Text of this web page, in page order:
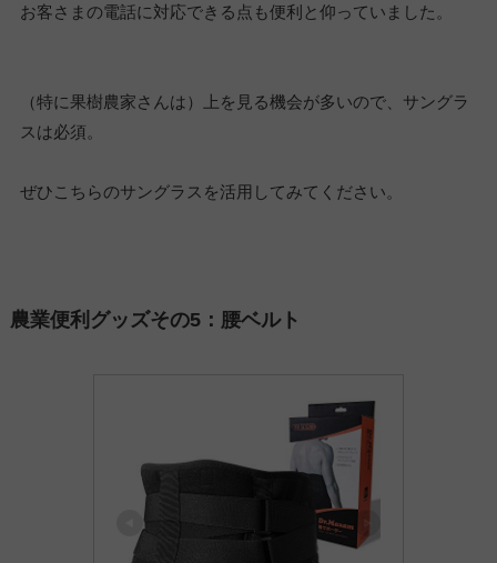
お客さまの電話に対応できる点も便利と仰っていました。
（特に果樹農家さんは）上を見る機会が多いので、サングラ
スは必須。
ぜひこちらのサングラスを活用してみてください。
農業便利グッズその5：腰ベルト